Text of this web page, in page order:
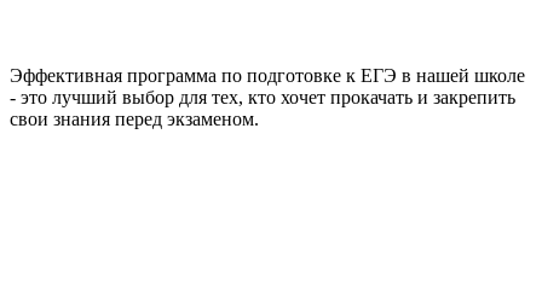
Эффективная программа по подготовке к ЕГЭ в нашей школе
- это лучший выбор для тех, кто хочет прокачать и закрепить
свои знания перед экзаменом.